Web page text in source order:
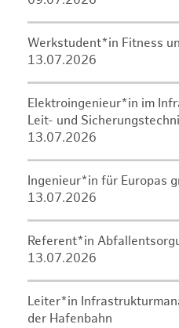
Werkstudent*in Fitness
13.07.2026
Elektroingenieur*in im
Leit- und
13.07.2026
Ingenieur*in für Europas
13.07.2026
Referent*in
13.07.2026
Leiter*in
der Hafenbahn